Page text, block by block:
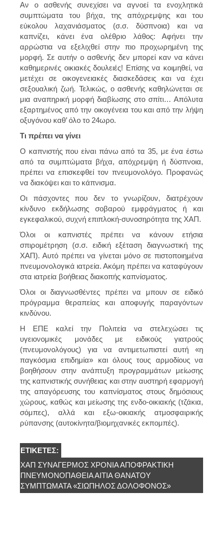
Αν ο ασθενής συνεχίσει να αγνοεί τα ενοχλητικά
συμπτώματα του βήχα, της απόχρεμψης και του
εύκολου λαχανιάσματος (σ.σ. δύσπνοια) και να
καπνίζει, κάνει ένα ολέθριο λάθος: Αφήνει την
αρρώστια να εξελιχθεί στην πιο προχωρημένη της
μορφή. Σε αυτήν ο ασθενής δεν μπορεί καν να κάνει
καθημερινές οικιακές δουλειές! Επίσης να κοιμηθεί, να
μετέχει σε οικογενειακές διασκεδάσεις και να έχει
σεξουαλική ζωή. Τελικώς, ο ασθενής καθηλώνεται σε
μια αναπηρική μορφή διαβίωσης στο σπίτι… Απόλυτα
εξαρτημένος από την οικογένεια του και από την λήψη
οξυγόνου καθ’ όλο το 24ωρο.
Τι πρέπει να γίνει
Ο καπνιστής που είναι πάνω από τα 35, με ένα έστω
από τα συμπτώματα βήχα, απόχρεμψη ή δύσπνοια,
πρέπει να επισκεφθεί τον πνευμονολόγο. Προφανώς
να διακόψει και το κάπνισμα.
Οι πάσχοντες που δεν το γνωρίζουν, διατρέχουν
κίνδυνο εκδήλωσης σοβαρού εμφράγματος ή και
εγκεφαλικού, συχνή επιπλοκή-συνοσηρότητα της ΧΑΠ.
Όλοι οι καπνιστές πρέπει να κάνουν ετήσια
σπιρομέτρηση (σ.σ. ειδική εξέταση διαγνωστική της
ΧΑΠ). Αυτό πρέπει να γίνεται μόνο σε πιστοποιημένα
πνευμονολογικά ιατρεία. Ακόμη πρέπει να καταφύγουν
στα ιατρεία βοήθειας διακοπής καπνίσματος.
Όλοι οι διαγνωσθέντες πρέπει να μπουν σε ειδικό
πρόγραμμα θεραπείας και αποφυγής παραγόντων
κινδύνου.
Η ΕΠΕ καλεί την Πολιτεία να στελεχώσει τις
υγειονομικές μονάδες με ειδικούς γιατρούς
(πνευμονολόγους) για να αντιμετωπιστεί αυτή «η
παγκόσμια επιδημία» και όλους τους αρμοδίους να
βοηθήσουν στην ανάπτυξη προγραμμάτων μείωσης
της καπνιστικής συνήθειας και στην αυστηρή εφαρμογή
της απαγόρευσης του καπνίσματος στους δημόσιους
χώρους, καθώς και μείωσης της ενδο-οικιακής (τζάκια,
σόμπες), αλλά και εξω-οικιακής ατμοσφαιρικής
ρύπανσης (αυτοκίνητα/βιομηχανικές εκπομπές).
ΕΤΙΚΈΤΕΣ:
ΧΑΠ ΣΥΝΑΓΕΡΜΟΣ ΧΡΌΝΙΑ ΑΠΟΦΡΑΚΤΙΚΉ
ΠΝΕΥΜΟΝΟΠΆΘΕΙΑ ΑΙΤΙΑ ΘΑΝΑΤΟΥ
ΣΥΜΠΤΏΜΑΤΑ «ΣΙΩΠΗΛΌΣ ΔΟΛΟΦΌΝΟΣ»